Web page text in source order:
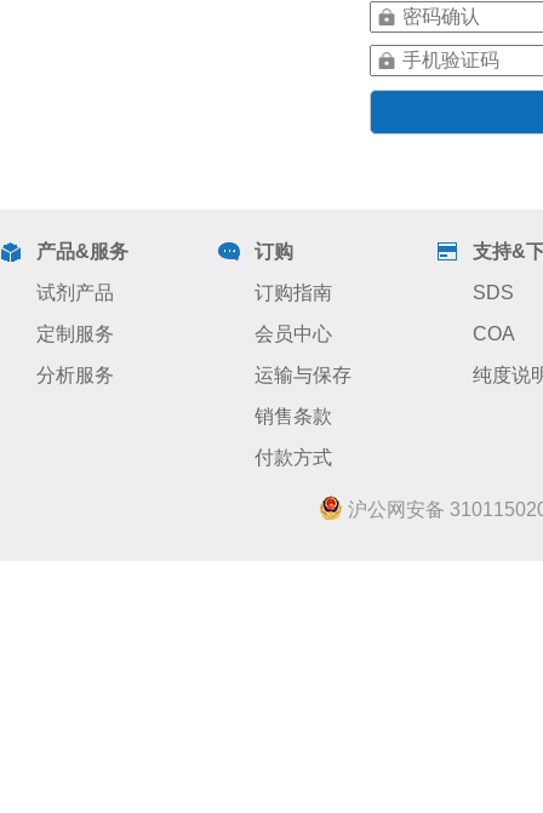
产品&服务
试剂产品
定制服务
分析服务
订购
订购指南
会员中心
运输与保存
销售条款
付款方式
支持&
SDS
COA
纯度说
沪公网安备